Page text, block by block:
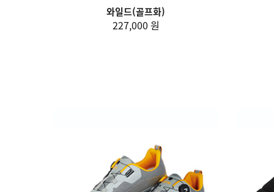
와일드(골프화)
227,000 원